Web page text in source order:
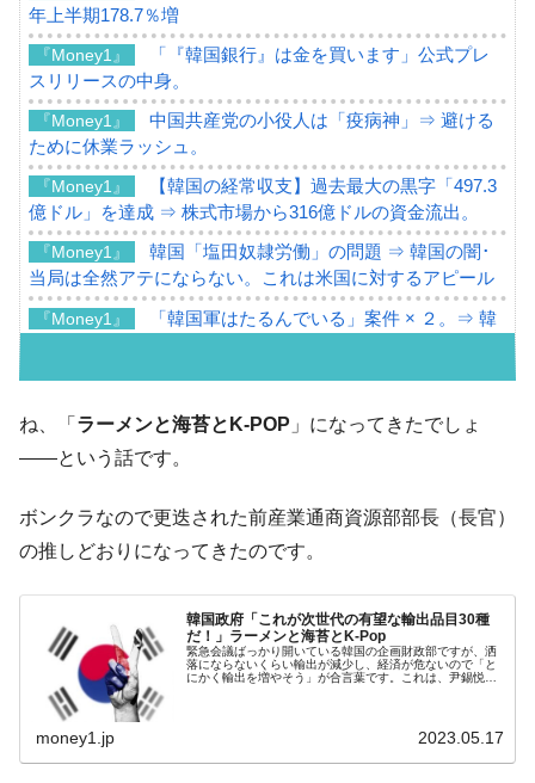
年上半期178.7％増
『Money1』
「『韓国銀行』は金を買います」公式プレ
スリリースの中身。
『Money1』
中国共産党の小役人は「疫病神」⇒ 避ける
ために休業ラッシュ。
『Money1』
【韓国の経常収支】過去最大の黒字「497.3
億ドル」を達成 ⇒ 株式市場から316億ドルの資金流出。
『Money1』
韓国「塩田奴隷労働」の問題 ⇒ 韓国の闇･
当局は全然アテにならない。これは米国に対するアピール
『Money1』
「韓国軍はたるんでいる」案件 × ２。⇒ 韓
『Money1』
韓国メディアが「韓国政府と李在明が吊る
される可能性もあるのでは」とほのめかす。
『Money1』
韓国07月･物価指数「2.8％」に低下 ⇒ 実は
『Money1』
韓国･猛暑でソウル市全域「猛暑重大警報」
発令。李在明「猛暑・干ばつ対処状況点検会議」
07月販売台数は去年のほぼ半分「71台」しか売れなかっ
た。『起亜』は9台だけ
『Money1』
韓国「信用赦免を何回やっても、何回やっ
ても」⇒ 257万人赦免したのに60万人がまた延滞者に転
落！
『Money1』
韓国K9専用砲弾･装薬自動供給装甲車両･珍
ね、「 ラーメンと海苔とK-POP 」になってきたでしょ
――という話です。
ボンクラなので更迭された前産業通商資源部部長（長官）
の推しどおりになってきたのです。
韓国政府「これが次世代の有望な輸出品目30種
だ！」ラーメンと海苔とK-Pop
緊急会議ばっかり開いている韓国の企画財政部ですが、洒
落にならないくらい輸出が減少し、経済が危ないので「と
にかく輸出を増やそう」が合言葉です。これは、尹錫悦
money1.jp 2023.05.17